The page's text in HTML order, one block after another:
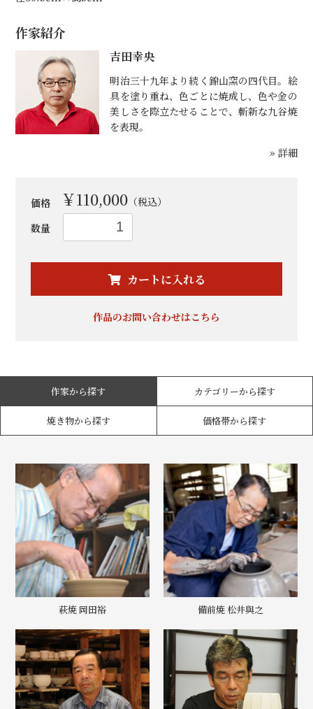
作家紹介
吉田幸央
明治三十九年より続く錦山窯の四代目。絵
具を塗り重ね、色ごとに焼成し、色や金の
美しさを際立たせることで、斬新な九谷焼
を表現。
» 詳細
価格 ￥110,000 （税込）
数量
カートに入れる
お買い物を続ける カートへ進む
作品のお問い合わせはこちら
作家から探す カテゴリーから探す
焼き物から探す 価格帯から探す
萩焼 岡田裕 備前焼 松井與之